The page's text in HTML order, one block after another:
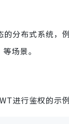
分布式系统，
等场景。
进行鉴权的示例